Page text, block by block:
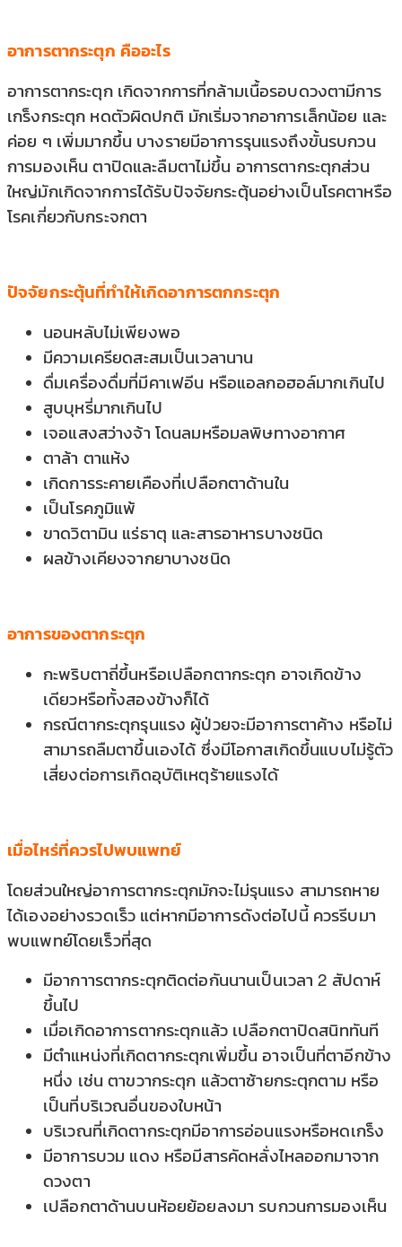
อาการตากระตุก คืออะไร
อาการตากระตุก เกิดจากการที่กล้ามเนื้อรอบดวงตามีการ
เกร็งกระตุก หดตัวผิดปกติ มักเริ่มจากอาการเล็กน้อย และ
ค่อย ๆ เพิ่มมากขึ้น บางรายมีอาการรุนแรงถึงขั้นรบกวน
การมองเห็น ตาปิดและลืมตาไม่ขึ้น อาการตากระตุกส่วน
ใหญ่มักเกิดจากการได้รับปัจจัยกระตุ้นอย่างเป็นโรคตาหรือ
โรคเกี่ยวกับกระจกตา
ปัจจัยกระตุ้นที่ทำให้เกิดอาการตกกระตุก
นอนหลับไม่เพียงพอ
มีความเครียดสะสมเป็นเวลานาน
ดื่มเครื่องดื่มที่มีคาเฟอีน หรือแอลกอฮอล์มากเกินไป
สูบบุหรี่มากเกินไป
เจอแสงสว่างจ้า โดนลมหรือมลพิษทางอากาศ
ตาล้า ตาแห้ง
เกิดการระคายเคืองที่เปลือกตาด้านใน
เป็นโรคภูมิแพ้
ขาดวิตามิน แร่ธาตุ และสารอาหารบางชนิด
ผลข้างเคียงจากยาบางชนิด
อาการของตากระตุก
กะพริบตาถี่ขึ้นหรือเปลือกตากระตุก อาจเกิดข้าง
เดียวหรือทั้งสองข้างก็ได้
กรณีตากระตุกรุนแรง ผู้ป่วยจะมีอาการตาค้าง หรือไม่
สามารถลืมตาขึ้นเองได้ ซึ่งมีโอกาสเกิดขึ้นแบบไม่รู้ตัว
เสี่ยงต่อการเกิดอุบัติเหตุร้ายแรงได้
เมื่อไหร่ที่ควรไปพบแพทย์
โดยส่วนใหญ่อาการตากระตุกมักจะไม่รุนแรง สามารถหาย
ได้เองอย่างรวดเร็ว แต่หากมีอาการดังต่อไปนี้ ควรรีบมา
พบแพทย์โดยเร็วที่สุด
มีอากาารตากระตุกติดต่อกันนานเป็นเวลา 2 สัปดาห์
ขึ้นไป
เมื่อเกิดอาการตากระตุกแล้ว เปลือกตาปิดสนิททันที
มีตำแหน่งที่เกิดตากระตุกเพิ่มขึ้น อาจเป็นที่ตาอีกข้าง
หนึ่ง เช่น ตาขวากระตุก แล้วตาซ้ายกระตุกตาม หรือ
เป็นที่บริเวณอื่นของใบหน้า
บริเวณที่เกิดตากระตุกมีอาการอ่อนแรงหรือหดเกร็ง
มีอาการบวม แดง หรือมีสารคัดหลั่งไหลออกมาจาก
ดวงตา
เปลือกตาด้านบนห้อยย้อยลงมา รบกวนการมองเห็น